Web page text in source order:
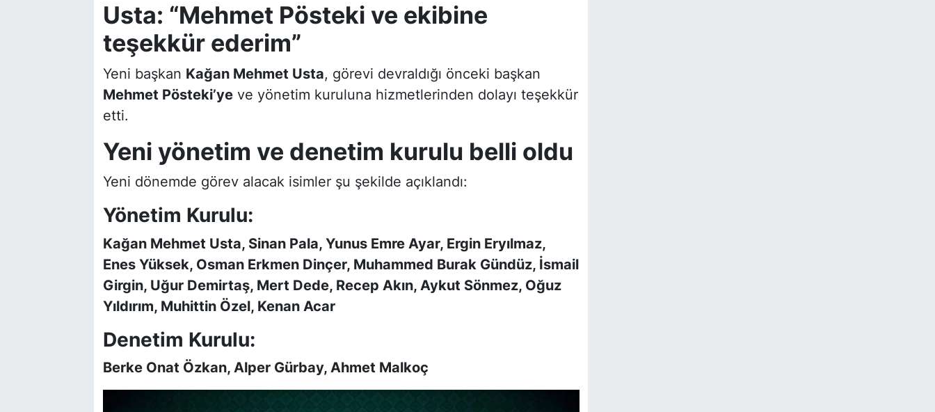
Usta: “Mehmet Pösteki ve ekibine
teşekkür ederim”
Yeni başkan Kağan Mehmet Usta, görevi devraldığı önceki başkan
Mehmet Pösteki’yeve yönetim kuruluna hizmetlerinden dolayı teşekkür
etti.
Yeni yönetim ve denetim kurulu belli oldu
Yeni dönemde görev alacak isimler şu şekilde açıklandı:
Yönetim Kurulu:
Kağan Mehmet Usta, Sinan Pala, Yunus Emre Ayar, Ergin Eryılmaz,
Enes Yüksek, Osman Erkmen Dinçer, Muhammed Burak Gündüz, İsmail
Girgin, Uğur Demirtaş, Mert Dede, Recep Akın, Aykut Sönmez, Oğuz
Yıldırım, Muhittin Özel, Kenan Acar
Denetim Kurulu:
Berke Onat Özkan, Alper Gürbay, Ahmet Malkoç